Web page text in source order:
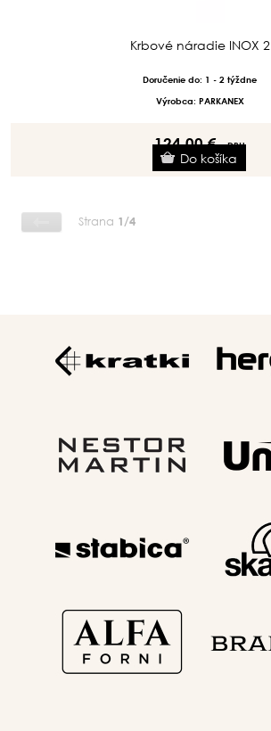
Krbové náradie INOX 2
Doručenie do: 1 - 2 týždne
Výrobca: PARKANEX
124.00 €s DPH
Strana 1/4